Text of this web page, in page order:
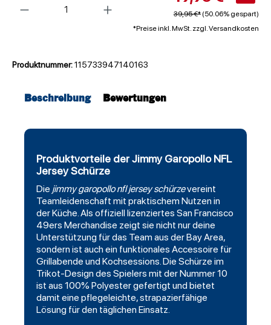
39,95 €* (50.06% gespart)
*Preise inkl. MwSt. zzgl. Versandkosten
Produktnummer:115733947140163
Beschreibung Bewertungen
Produktvorteile der Jimmy Garopollo NFL
Jersey Schürze
Die jimmy garopollo nfl jersey schürzevereint
Teamleidenschaft mit praktischem Nutzen in
der Küche. Als offiziell lizenziertes San Francisco
49ers Merchandise zeigt sie nicht nur deine
Unterstützung für das Team aus der Bay Area,
sondern ist auch ein funktionales Accessoire für
Grillabende und Kochsessions. Die Schürze im
Trikot-Design des Spielers mit der Nummer 10
ist aus 100% Polyester gefertigt und bietet
damit eine pflegeleichte, strapazierfähige
Lösung für den täglichen Einsatz.